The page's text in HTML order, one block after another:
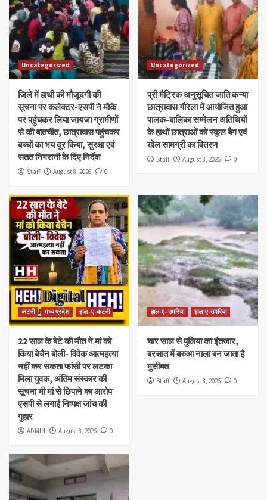
Uncategorized
जिले में हाथी की मौजूदगी की
सूचना पर कलेक्टर-एसपी ने मौके
पर पहुंचकर लिया जायजा ग्रामीणों
से की बातचीत, छात्रावास पहुंचकर
बच्चों का भय दूर किया, सुरक्षा एवं
सतत निगरानी के दिए निर्देश
Staff August 8, 2026 0
Uncategorized
प्री मैट्रिक अनुसूचित जाति कन्या
छात्रावास गौरेला में आयोजित हुआ
पालक-बालिका सम्मेलन अतिथियों
के हाथों छात्राओं को स्कूल बैग एवं
खेल सामग्री का वितरण
Staff August 8, 2026 0
कटनी मध्य प्रदेश हाल -ए-कटनी
22 साल के बेटे की मौत ने मां को
किया बेचैन बोली- विवेक आत्महत्या
नहीं कर सकता फांसी पर लटका
मिला युवक, अंतिम संस्कार की
सूचना भी मां से छिपाने का आरोप
एसपी से लगाई निष्पक्ष जांच की
गुहार
ADMIN August 8, 2026 0
हाल-ए- उमरिया हाल-ए-उमरिया
चार साल से पुलिया का इंतजार,
बरसात में बरुआ नाला बन जाता है
मुसीबत
Staff August 8, 2026 0